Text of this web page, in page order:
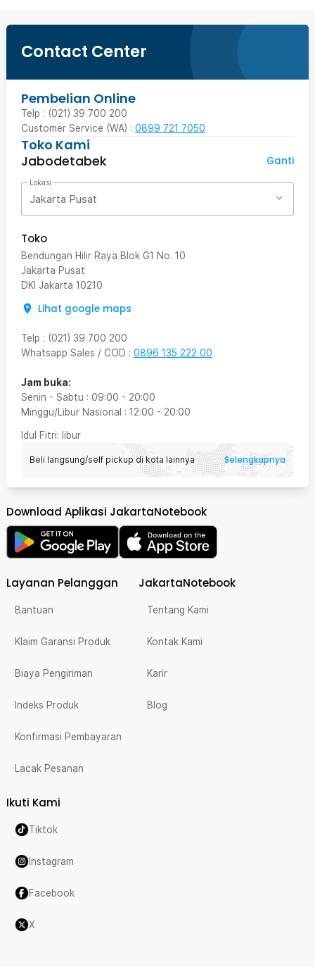
Contact Center
Pembelian Online
Telp : (021) 39 700 200
Customer Service (WA) : 0899 721 7050
Toko Kami
Jabodetabek
Ganti
Lokasi
Jakarta Pusat
Toko
Bendungan Hilir Raya Blok G1 No. 10
Jakarta Pusat
DKI Jakarta 10210
Lihat google maps
Telp : (021) 39 700 200
Whatsapp Sales / COD : 0896 135 222 00
Jam buka:
Senin - Sabtu : 09:00 - 20:00
Minggu/Libur Nasional : 12:00 - 20:00
Idul Fitri: libur
Beli langsung/self pickup di kota lainnya Selengkapnya
Download Aplikasi JakartaNotebook
Layanan Pelanggan
Bantuan
Klaim Garansi Produk
Biaya Pengiriman
Indeks Produk
Konfirmasi Pembayaran
Lacak Pesanan
JakartaNotebook
Tentang Kami
Kontak Kami
Karir
Blog
Ikuti Kami
Tiktok
Instagram
Facebook
X